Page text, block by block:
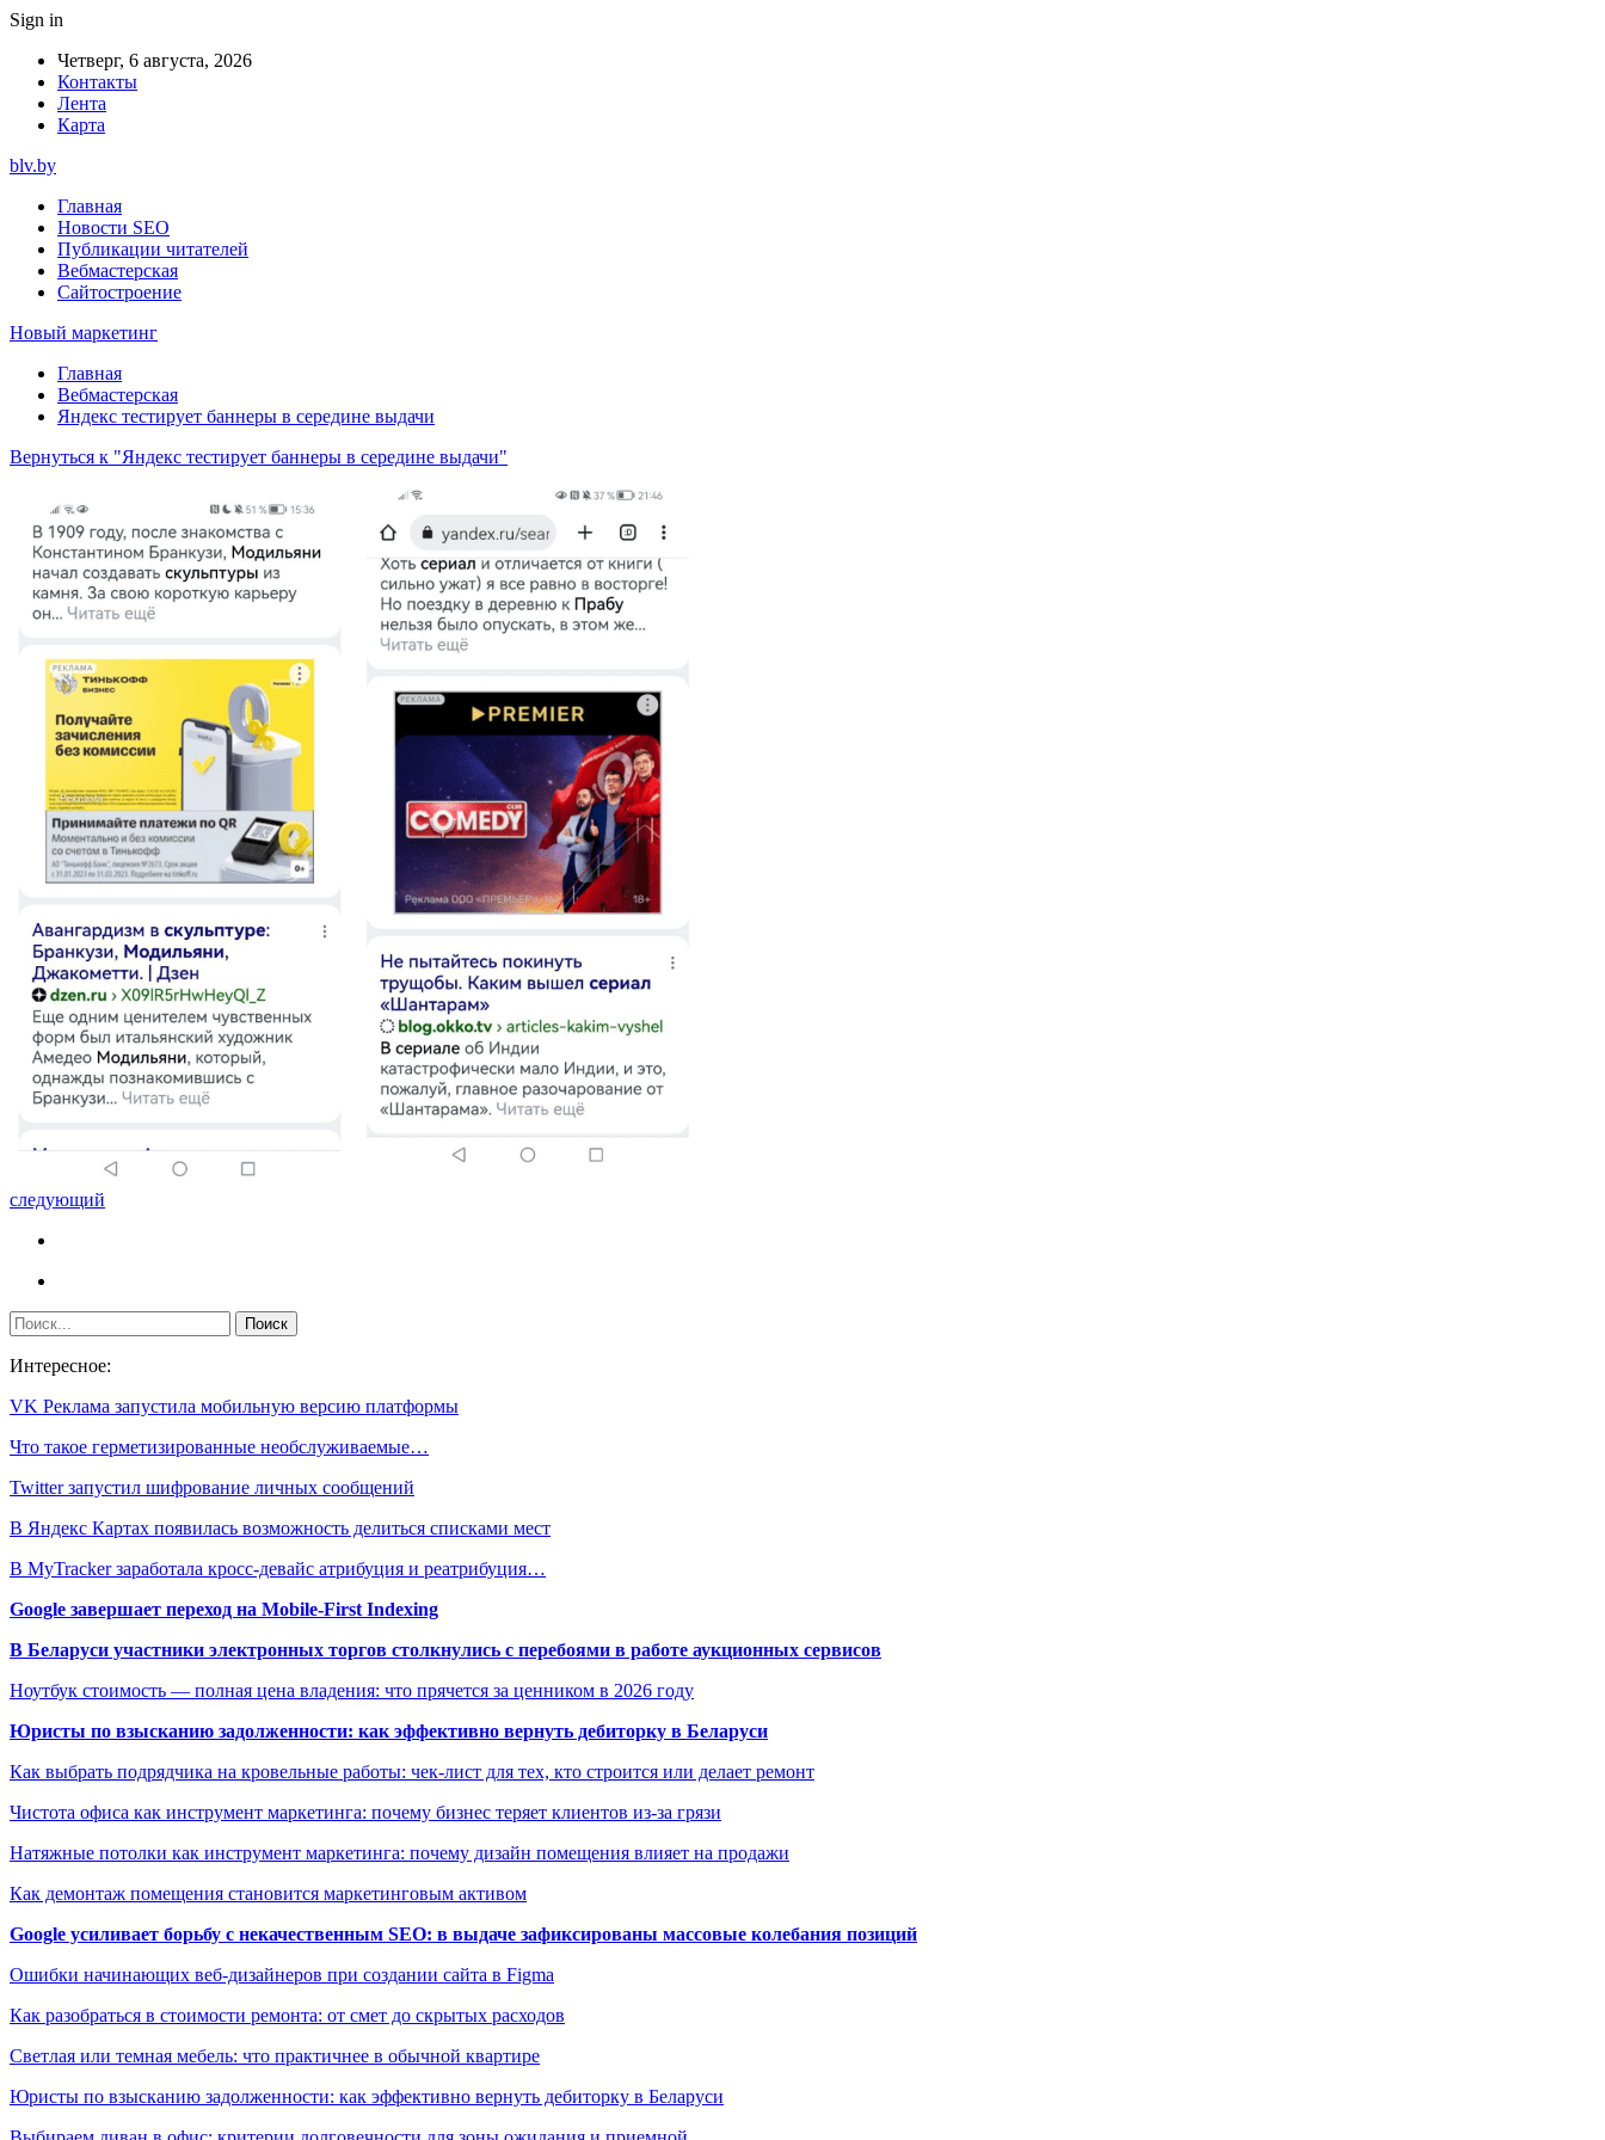
Sign in
Четверг, 6 августа, 2026
Контакты
Лента
Карта
blv.by
Главная
Новости SEO
Публикации читателей
Вебмастерская
Сайтостроение
Новый маркетинг
Главная
Вебмастерская
Яндекс тестирует баннеры в середине выдачи
Вернуться к "Яндекс тестирует баннеры в середине выдачи"
следующий
Интересное:
VK Реклама запустила мобильную версию платформы
Что такое герметизированные необслуживаемые…
Twitter запустил шифрование личных сообщений
В Яндекс Картах появилась возможность делиться списками мест
В MyTracker заработала кросс-девайс атрибуция и реатрибуция…
Google завершает переход на Mobile-First Indexing
В Беларуси участники электронных торгов столкнулись с перебоями в работе аукционных сервисов
Ноутбук стоимость — полная цена владения: что прячется за ценником в 2026 году
Юристы по взысканию задолженности: как эффективно вернуть дебиторку в Беларуси
Как выбрать подрядчика на кровельные работы: чек-лист для тех, кто строится или делает ремонт
Чистота офиса как инструмент маркетинга: почему бизнес теряет клиентов из-за грязи
Натяжные потолки как инструмент маркетинга: почему дизайн помещения влияет на продажи
Как демонтаж помещения становится маркетинговым активом
Google усиливает борьбу с некачественным SEO: в выдаче зафиксированы массовые колебания позиций
Ошибки начинающих веб-дизайнеров при создании сайта в Figma
Как разобраться в стоимости ремонта: от смет до скрытых расходов
Светлая или темная мебель: что практичнее в обычной квартире
Юристы по взысканию задолженности: как эффективно вернуть дебиторку в Беларуси